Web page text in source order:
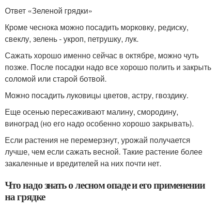
Ответ «Зеленой грядки»
Кроме чеснока можно посадить морковку, редиску,
свеклу, зелень - укроп, петрушку, лук.
Сажать хорошо именно сейчас в октябре, можно чуть
позже. После посадки надо все хорошо полить и закрыть
соломой или старой ботвой.
Можно посадить луковицы цветов, астру, гвоздику.
Еще осенью пересаживают малину, смородину,
виноград (но его надо особенно хорошо закрывать).
Если растения не перемерзнут, урожай получается
лучше, чем если сажать весной. Такие растение более
закаленные и вредителей на них почти нет.
Что надо знать о лесном опаде и его применении
на грядке